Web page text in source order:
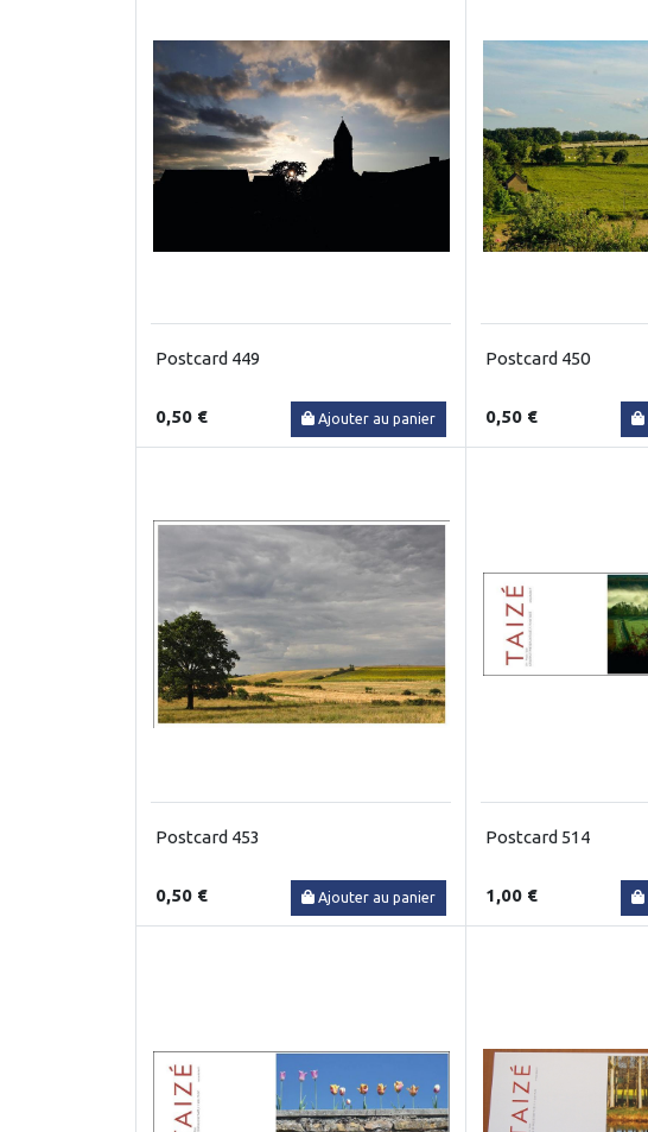
Postcard 449
0,50 € Ajouter au panier
Postcard 450
0,50 €
Postcard 453
0,50 € Ajouter au panier
Postcard 514
1,00 €